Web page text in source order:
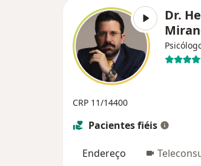
Dr.
CRP 11/14400
Pacientes fiéis
Endereço